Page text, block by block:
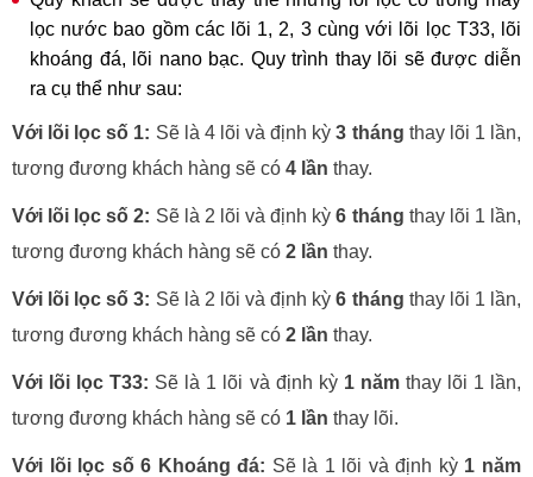
lọc nước bao gồm các lõi 1, 2, 3 cùng với lõi lọc T33, lõi
khoáng đá, lõi nano bạc. Quy trình thay lõi sẽ được diễn
ra cụ thể như sau:
Với lõi lọc số 1: Sẽ là 4 lõi và định kỳ3 tháng thay lõi 1 lần,
tương đương khách hàng sẽ có 4 lần thay.
Với lõi lọc số 2: Sẽ là 2 lõi và định kỳ6 tháng thay lõi 1 lần,
tương đương khách hàng sẽ có 2 lần thay.
Với lõi lọc số 3: Sẽ là 2 lõi và định kỳ6 tháng thay lõi 1 lần,
tương đương khách hàng sẽ có 2 lần thay.
Với lõi lọc T33: Sẽ là 1 lõi và định kỳ 1 nămthay lõi 1 lần,
tương đương khách hàng sẽ có 1 lần thay lõi.
Với lõi lọc số 6 Khoáng đá: Sẽ là 1 lõi và định kỳ 1 năm